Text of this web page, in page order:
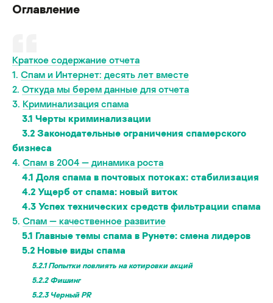
Оглавление
Краткое содержание отчета
1. Спам и Интернет: десять лет вместе
2. Откуда мы берем данные для отчета
3. Криминализация спама
3.1 Черты криминализации
3.2 Законодательные ограничения спамерского
бизнеса
4. Спам в 2004 — динамика роста
4.1 Доля спама в почтовых потоках: стабилизация
4.2 Ущерб от спама: новый виток
4.3 Успех технических средств фильтрации спама
5. Спам — качественное развитие
5.1 Главные темы спама в Рунете: смена лидеров
5.2 Новые виды спама
5.2.1Попытки повлиять на котировки акций
5.2.2Фишинг
5.2.3Черный PR